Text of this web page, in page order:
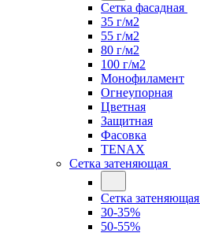
Сетка фасадная
35 г/м2
55 г/м2
80 г/м2
100 г/м2
Монофиламент
Огнеупорная
Цветная
Защитная
Фасовка
TENAX
Сетка затеняющая
Сетка затеняющая
30-35%
50-55%